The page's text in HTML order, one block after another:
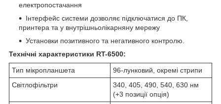
електропостачання
Інтерфейс системи дозволяє підключатися до ПК,
принтера та у внутрішньолікарняну мережу
Установки позитивного та негативного контролю.
Технічні характеристики RT-6500:
Тип мікропланшета
96-лунковий, окремі стрипи
Світлофільтри
340, 405, 490, 540, 630 нм
(+3 позиції опція)